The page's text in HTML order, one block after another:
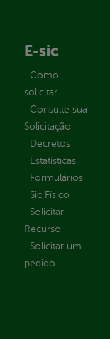
E-sic
Como
solicitar
Consulte sua
Solicitação
Decretos
Estatísticas
Formulários
Sic Físico
Solicitar
Recurso
Solicitar um
pedido